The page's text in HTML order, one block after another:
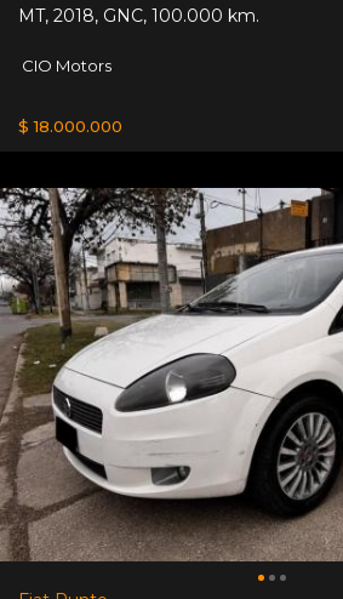
MT, 2018, GNC, 100.000 km.
CIO Motors
$ 18.000.000